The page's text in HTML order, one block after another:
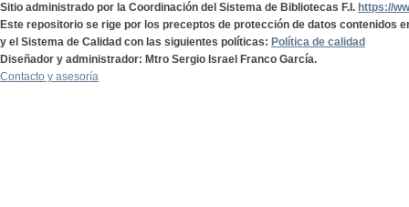
Sitio administrado por la Coordinación del Sistema de Bibliotecas F.I. https://
Este repositorio se rige por los preceptos de protección de datos contenidos
y el Sistema de Calidad con las siguientes políticas: Política de calidad
Diseñador y administrador: Mtro Sergio Israel Franco García.
Contacto y asesoría